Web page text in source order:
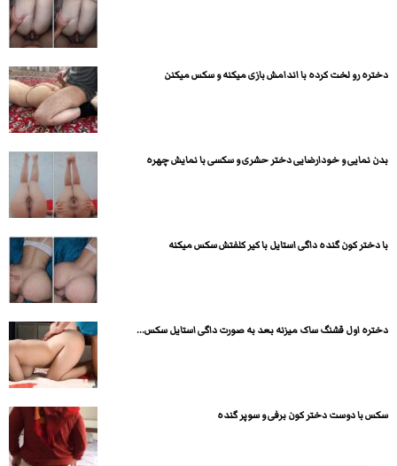
دختره رو لخت کرده با اندامش بازی میکنه و سکس میکنن
بدن نمایی و خودارضایی دختر حشری و سکسی با نمایش چهره
با دختر کون گنده داگی استایل با کیر کلفتش سکس میکنه
دختره اول قشنگ ساک میزنه بعد به صورت داگی استایل سکس...
سکس با دوست دختر کون برفی و سوپر گنده